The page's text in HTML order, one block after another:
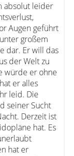
absolut leider
Augen geführt
großem
dar. Er will das
der Welt zu
würde er ohne
er alles
leid. Die
seiner Sucht
Derzeit ist
hat. Es
hat er